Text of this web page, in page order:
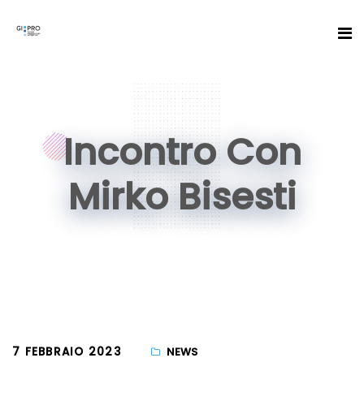
Incontro Con
Mirko Bisesti
7 FEBBRAIO 2023 NEWS